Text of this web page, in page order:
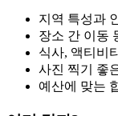
지역 특성과
장소 간 이동
식사, 액티비
사진 찍기 좋
예산에 맞는